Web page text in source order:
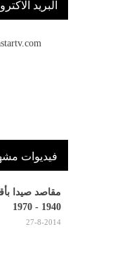
البريد
فيديوات
مقاصد صيدا
1940 - 1970
27-8-2014